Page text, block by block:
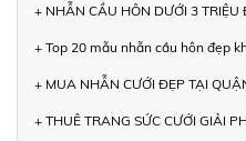
+ NHẪN CẦU HÔN DƯỚI 3 TRIỆU
+ Top 20 mẫu nhẫn cầu hôn đẹp
+ MUA NHẪN CƯỚI ĐẸP TẠI
+ THUÊ TRANG SỨC CƯỚI GIẢI